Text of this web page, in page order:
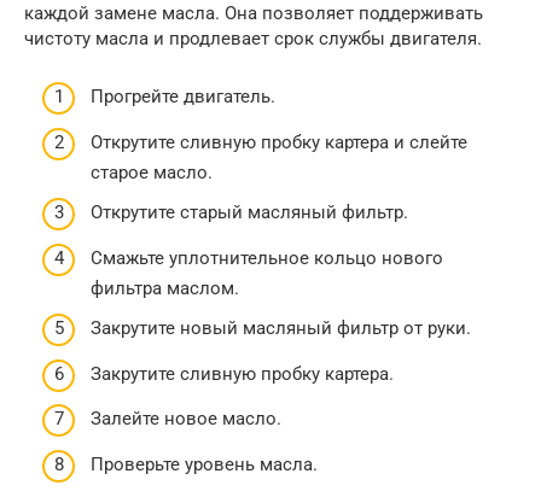
каждой замене масла. Она позволяет поддерживать
чистоту масла и продлевает срок службы двигателя.
Прогрейте двигатель.
Открутите сливную пробку картера и слейте
старое масло.
Открутите старый масляный фильтр.
Смажьте уплотнительное кольцо нового
фильтра маслом.
Закрутите новый масляный фильтр от руки.
Закрутите сливную пробку картера.
Залейте новое масло.
Проверьте уровень масла.